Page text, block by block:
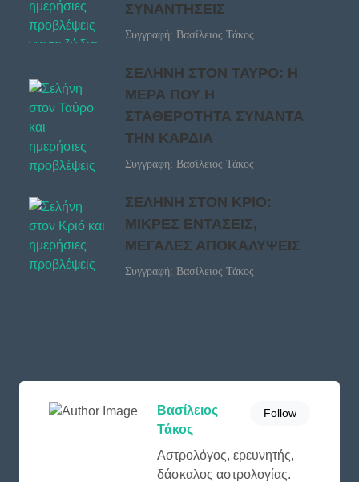
ΣΥΝΑΝΤΗΣΕΙΣ
Συγγραφή: Βασίλειος Τάκος
ΣΕΛΗΝΗ ΣΤΟΝ ΤΑΥΡΟ: Η
ΜΕΡΑ ΠΟΥ Η
ΣΤΑΘΕΡΟΤΗΤΑ ΣΥΝΑΝΤΑ
ΤΗΝ ΚΑΡΔΙΑ
Συγγραφή: Βασίλειος Τάκος
ΣΕΛΗΝΗ ΣΤΟΝ ΚΡΙΟ:
ΜΙΚΡΕΣ ΕΝΤΑΣΕΙΣ,
ΜΕΓΑΛΕΣ ΑΠΟΚΑΛΥΨΕΙΣ
Συγγραφή: Βασίλειος Τάκος
Βασίλειος
Τάκος
Follow
Αστρολόγος, ερευνητής,
δάσκαλος αστρολογίας.